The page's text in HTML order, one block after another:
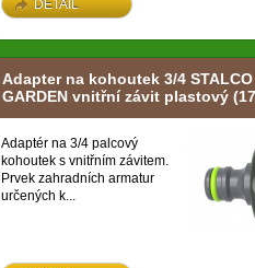
DETAIL
Adapter na kohoutek 3/4 STALCO
GARDEN vnitřní závit plastový
Adaptér na 3/4 palcový
kohoutek s vnitřním závitem.
Prvek zahradních armatur
určených k...